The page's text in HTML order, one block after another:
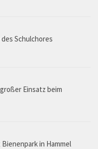
Schulchores
Einsatz beim
in Hammel